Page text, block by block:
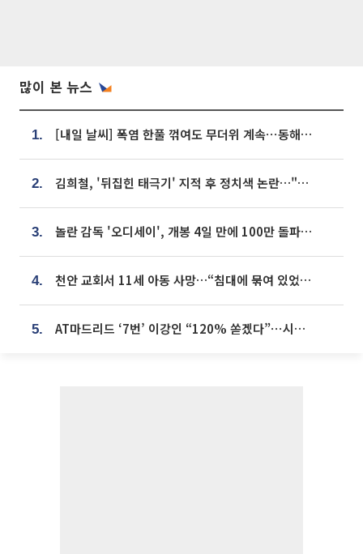
많이 본 뉴스
1. [내일 날씨] 폭염 한풀 꺾여도 무더위 계속⋯동해안 이틀 연속 비
2. 김희철, '뒤집힌 태극기' 지적 후 정치색 논란…"좌우 떠나 우리나라 국기"
3. 놀란 감독 '오디세이', 개봉 4일 만에 100만 돌파⋯'왕사남' 보다 빠르다
4. 천안 교회서 11세 아동 사망…“침대에 묶여 있었다” 진술 확보
5. AT마드리드 ‘7번’ 이강인 “120% 쏟겠다”⋯시메오네 감독 “필요한 선수”